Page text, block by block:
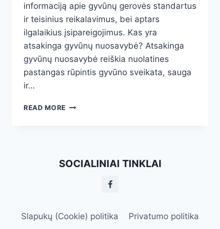
informaciją apie gyvūnų gerovės standartus
ir teisinius reikalavimus, bei aptars
ilgalaikius įsipareigojimus. Kas yra
atsakinga gyvūnų nuosavybė? Atsakinga
gyvūnų nuosavybė reiškia nuolatines
pastangas rūpintis gyvūno sveikata, sauga
ir…
READ MORE ATSAKINGA
SOCIALINIAI TINKLAI
Slapukų (Cookie) politika
Privatumo politika